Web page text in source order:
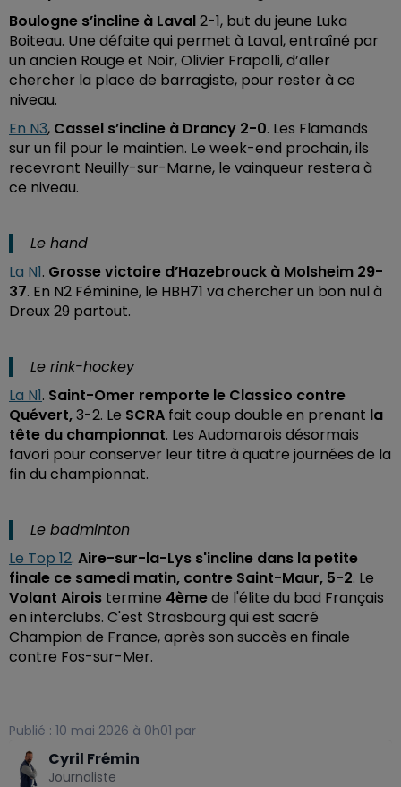
Boulogne s’incline à Laval2-1, but du jeune Luka
Boiteau. Une défaite qui permet à Laval, entraîné par
un ancien Rouge et Noir, Olivier Frapolli, d’aller
chercher la place de barragiste, pour rester à ce
niveau.
En N3, Cassel s’incline à Drancy 2-0. Les Flamands
sur un fil pour le maintien. Le week-end prochain, ils
recevront Neuilly-sur-Marne, le vainqueur restera à
ce niveau.
Le hand
La N1. Grosse victoire d’Hazebrouck à Molsheim 29-
37. En N2 Féminine, le HBH71 va chercher un bon nul à
Dreux 29 partout.
Le rink-hockey
La N1. Saint-Omer remporte le Classico contre
Quévert,3-2. Le SCRA fait coup double en prenant la
tête du championnat. Les Audomarois désormais
favori pour conserver leur titre à quatre journées de la
fin du championnat.
Le badminton
Le Top 12. Aire-sur-la-Lys s'incline dans la petite
finale ce samedi matin, contre Saint-Maur, 5-2. Le
Volant Airois termine 4èmede l'élite du bad Français
en interclubs. C'est Strasbourg qui est sacré
Champion de France, après son succès en finale
contre Fos-sur-Mer.
Publié : 10 mai 2026 à 0h01 par
Cyril Frémin
Journaliste